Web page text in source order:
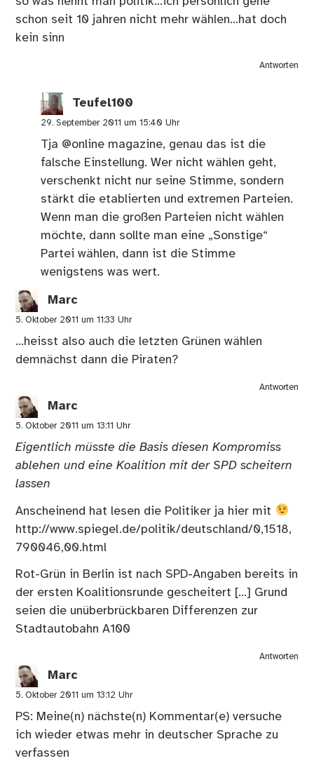
schon seit 10 jahren nicht mehr wählen…hat doch
kein sinn
Antworten
Teufel100
29. September 2011 um 15:40 Uhr
Tja @online magazine, genau das ist die
falsche Einstellung. Wer nicht wählen geht,
verschenkt nicht nur seine Stimme, sondern
stärkt die etablierten und extremen Parteien.
Wenn man die großen Parteien nicht wählen
möchte, dann sollte man eine „Sonstige“
Partei wählen, dann ist die Stimme
wenigstens was wert.
Marc
5. Oktober 2011 um 11:33 Uhr
…heisst also auch die letzten Grünen wählen
demnächst dann die Piraten?
Antworten
Marc
5. Oktober 2011 um 13:11 Uhr
Eigentlich müsste die Basis diesen Kompromiss
ablehen und eine Koalition mit der SPD scheitern
lassen
Anscheinend hat lesen die Politiker ja hier mit
http://www.spiegel.de/politik/deutschland/0,1518,
790046,00.html
Rot-Grün in Berlin ist nach SPD-Angaben bereits in
der ersten Koalitionsrunde gescheitert […] Grund
seien die unüberbrückbaren Differenzen zur
Stadtautobahn A100
Antworten
Marc
5. Oktober 2011 um 13:12 Uhr
PS: Meine(n) nächste(n) Kommentar(e) versuche
ich wieder etwas mehr in deutscher Sprache zu
verfassen